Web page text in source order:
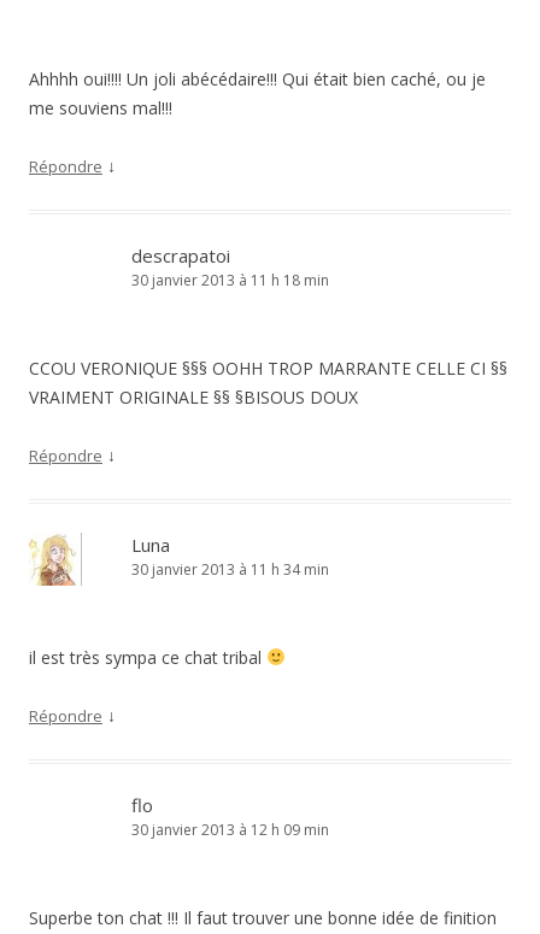
Ahhhh oui!!!! Un joli abécédaire!!! Qui était bien caché, ou je
me souviens mal!!!
Répondre ↓
descrapatoi
30 janvier 2013 à 11 h 18 min
CCOU VERONIQUE §§§ OOHH TROP MARRANTE CELLE CI §§
VRAIMENT ORIGINALE §§ §BISOUS DOUX
Répondre ↓
Luna
30 janvier 2013 à 11 h 34 min
il est très sympa ce chat tribal
Répondre ↓
flo
30 janvier 2013 à 12 h 09 min
Superbe ton chat !!! Il faut trouver une bonne idée de finition